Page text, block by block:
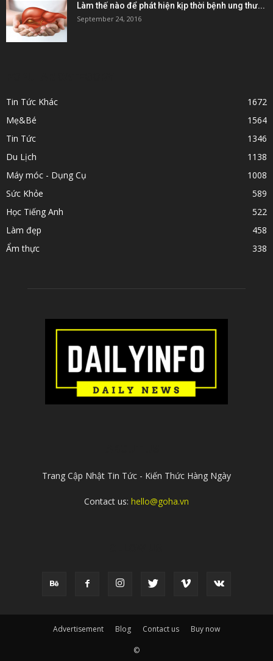
Làm thế nào để phát hiện kịp thời bệnh ung thư...
September 24, 2016
Tin Tức Khác
1672
Mẹ&Bé
1564
Tin Tức
1346
Du Lịch
1138
Máy móc - Dụng Cụ
1008
Sức Khỏe
589
Học Tiếng Anh
522
Làm đẹp
458
Ẩm thực
338
Trang Cập Nhật Tin Tức - Kiến Thức Hàng Ngày
Contact us: hello@goha.vn
Advertisement Blog Contact us Buy now
©